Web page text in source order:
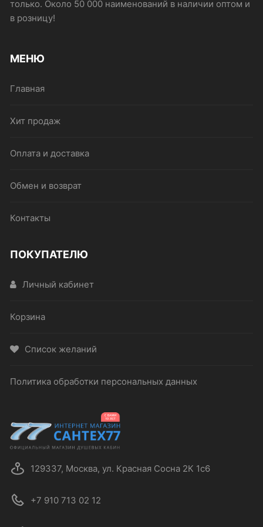
только. Около 50 000 наименований в наличии оптом и
в розницу!
МЕНЮ
Главная
Хит продаж
Оплата и доставка
Обмен и возврат
Контакты
ПОКУПАТЕЛЮ
Личный кабинет
Корзина
Список желаний
Политика обработки персональных данных
129337, Москва, ул. Красная Сосна 2К 1с6
+7 910 713 02 12